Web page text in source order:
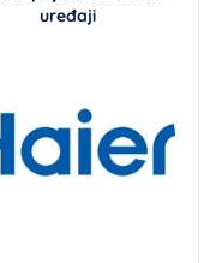
uređaji